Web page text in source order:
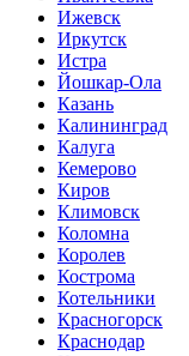
Ижевск
Иркутск
Истра
Йошкар-Ола
Казань
Калининград
Калуга
Кемерово
Киров
Климовск
Коломна
Королев
Кострома
Котельники
Красногорск
Краснодар